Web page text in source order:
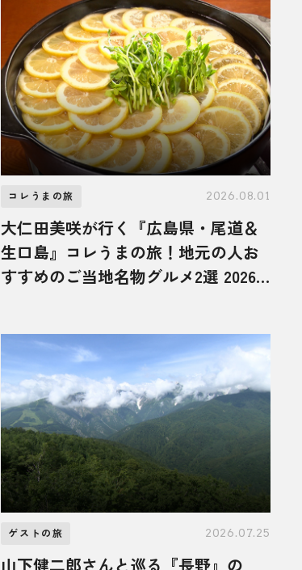
コレうまの旅 2026.08.01
大仁田美咲が行く『広島県・尾道＆
生口島』コレうまの旅！地元の人お
すすめのご当地名物グルメ2選 2026
ゲストの旅 2026.07.25
山下健二郎さんと巡る『長野』の